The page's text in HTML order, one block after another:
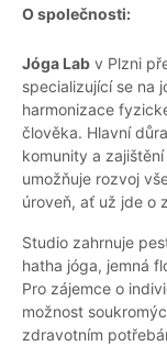
O společnosti:
Jóga Lab v Plzni
specializující se na
harmonizace
člověka. Hlavní
komunity a
umožňuje rozvoj
úroveň, ať už jde o
Studio zahrnuje
hatha jóga, jemná
Pro zájemce o
možnost
zdravotním